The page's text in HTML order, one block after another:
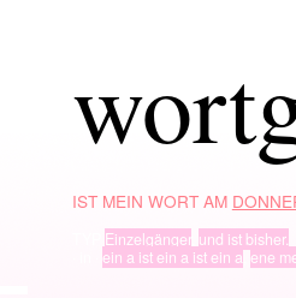
IST MEIN WORT AM
Einzelgänger, und ist bisher.
ein a ist ein a ist ein a,ene